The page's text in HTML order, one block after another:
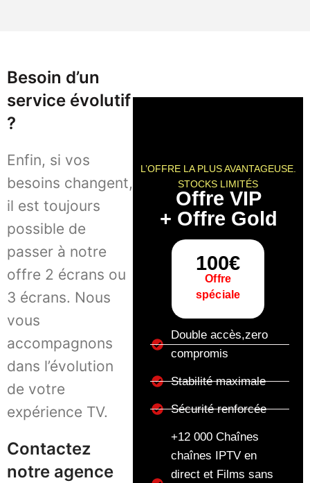
Besoin d’un
service évolutif
?
Enfin, si vos
besoins changent,
il est toujours
possible de
passer à notre
offre 2 écrans ou
3 écrans. Nous
vous
accompagnons
dans l’évolution
de votre
expérience TV.
Contactez
notre agence
L’OFFRE LA PLUS AVANTAGEUSE.
STOCKS LIMITÉS
Offre VIP
+ Offre Gold
100€
Offre
spéciale
Double accès,zero
compromis
Stabilité maximale
Sécurité renforcée
+12 000 Chaînes
chaînes IPTV en
direct et Films sans